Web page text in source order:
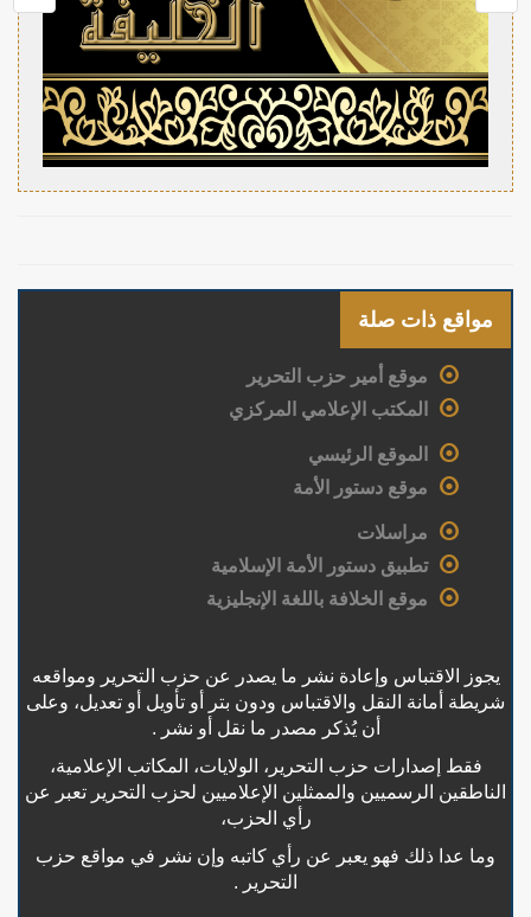
مواقع ذات صلة
موقع أمير حزب التحرير
المكتب الإعلامي المركزي
الموقع الرئيسي
موقع دستور الأمة
مراسلات
تطبيق دستور الأمة الإسلامية
موقع الخلافة باللغة الإنجليزية
يجوز الاقتباس وإعادة نشر ما يصدر عن حزب التحرير ومواقعه
شريطة أمانة النقل والاقتباس ودون بتر أو تأويل أو تعديل، وعلى
أن يُذكر مصدر ما نقل أو نشر .
فقط إصدارات حزب التحرير، الولايات، المكاتب الإعلامية،
الناطقين الرسميين والممثلين الإعلاميين لحزب التحرير تعبر عن
رأي الحزب،
وما عدا ذلك فهو يعبر عن رأي كاتبه وإن نشر في مواقع حزب
التحرير .